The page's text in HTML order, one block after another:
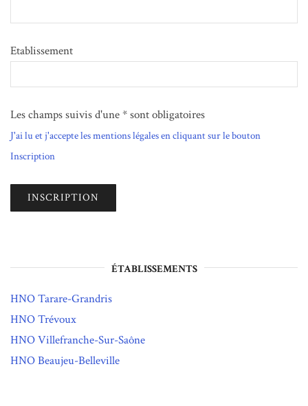
Etablissement
Les champs suivis d'une * sont obligatoires
J'ai lu et j'accepte les mentions légales en cliquant sur le bouton
Inscription
ÉTABLISSEMENTS
HNO Tarare-Grandris
HNO Trévoux
HNO Villefranche-Sur-Saône
HNO Beaujeu-Belleville